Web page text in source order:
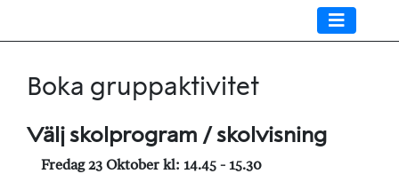
Boka gruppaktivitet
Välj skolprogram / skolvisning
Fredag 23 Oktober kl: 14.45 - 15.30